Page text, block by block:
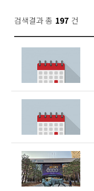
검색결과 총 197 건